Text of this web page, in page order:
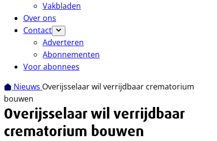
Vakbladen
Over ons
Contact
Adverteren
Abonnementen
Voor abonnees
Nieuws Overijsselaar wil verrijdbaar crematorium
bouwen
Overijsselaar wil verrijdbaar
crematorium bouwen